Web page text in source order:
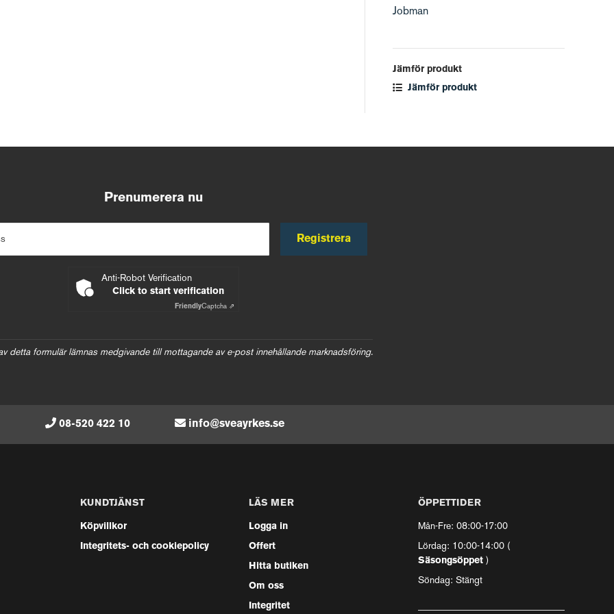
Jobman
Jämför produkt
Jämför produkt
Prenumerera nu
Registrera
Anti-Robot Verification
Click to start verification
FriendlyCaptcha ⇗
detta formulär lämnas medgivande till mottagande av e-post innehållande marknadsföring.
08-520 422 10 info@sveayrkes.se
KUNDTJÄNST
Köpvillkor
Integritets- och cookiepolicy
LÄS MER
Logga in
Offert
Hitta butiken
Om oss
Integritet
ÖPPETTIDER
Mån-Fre: 08:00-17:00
Lördag: 10:00-14:00 (
Säsongsöppet )
Söndag: Stängt